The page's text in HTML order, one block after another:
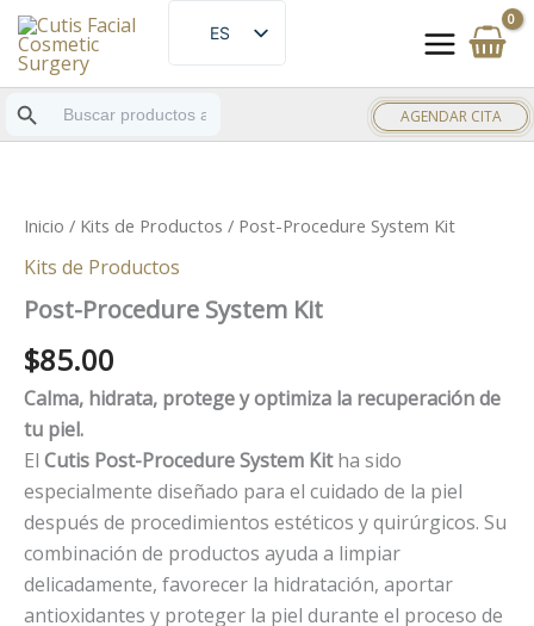
contenido
ES
EN
Botón de búsqueda
AGENDAR CITA
Inicio / Kits de Productos / Post-Procedure System Kit
Kits de Productos
Post-Procedure System Kit
$85.00
Calma, hidrata, protege y optimiza la recuperación de
tu piel.
El Cutis Post-Procedure System Kitha sido
especialmente diseñado para el cuidado de la piel
después de procedimientos estéticos y quirúrgicos. Su
combinación de productos ayuda a limpiar
delicadamente, favorecer la hidratación, aportar
antioxidantes y proteger la piel durante el proceso de